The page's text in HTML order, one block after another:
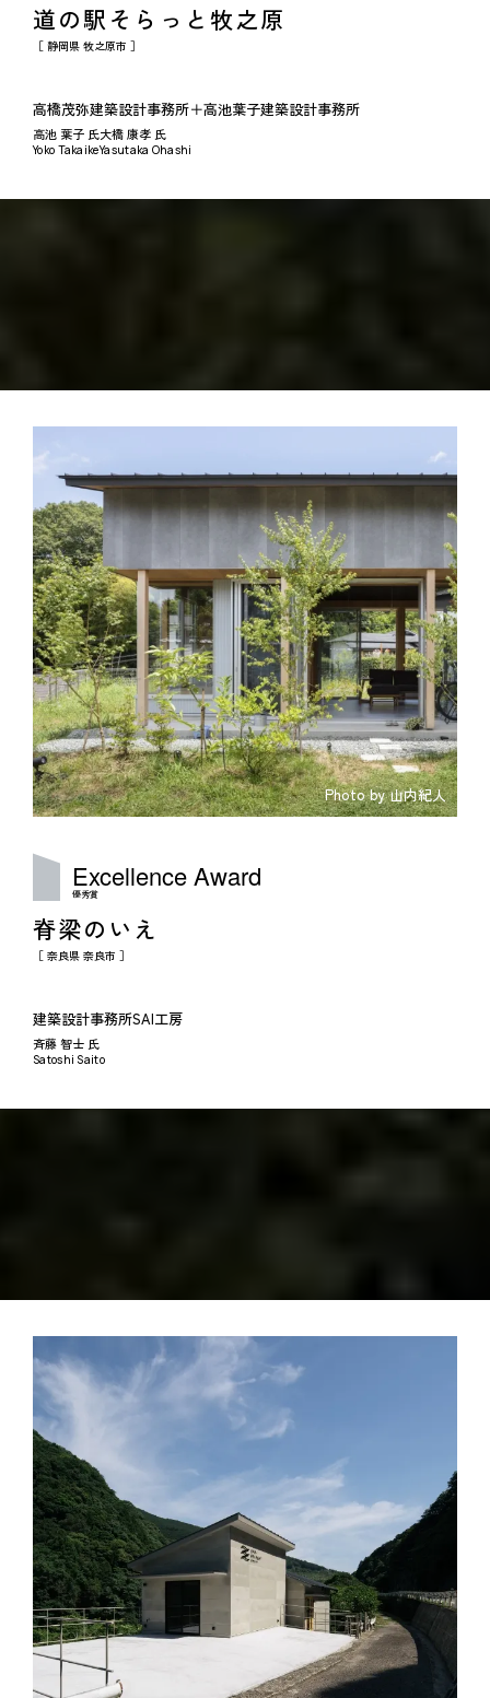
道の駅そらっと牧之原
［ 静岡県 牧之原市 ］
高橋茂弥建築設計事務所＋高池葉子建築設計事務所
高池 葉子 氏
Yoko Takaike
大橋 康孝 氏
Yasutaka Ohashi
Photo by 山内紀人
ExcellenceAward
優秀賞
脊梁のいえ
［ 奈良県 奈良市 ］
建築設計事務所SAI工房
斉藤 智士 氏
Satoshi Saito